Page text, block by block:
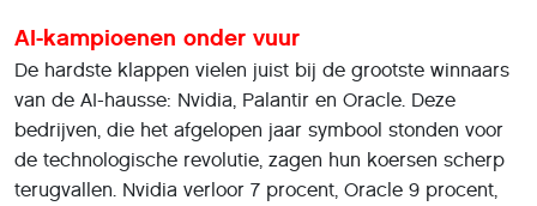
AI-kampioenen onder vuur
De hardste klappen vielen juist bij de grootste winnaars
van de AI-hausse: Nvidia, Palantir en Oracle. Deze
bedrijven, die het afgelopen jaar symbool stonden voor
de technologische revolutie, zagen hun koersen scherp
terugvallen. Nvidia verloor 7 procent, Oracle 9 procent,